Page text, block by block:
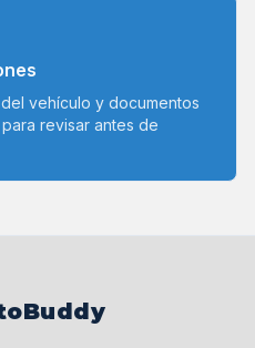
vehículo y documentos
revisar antes de